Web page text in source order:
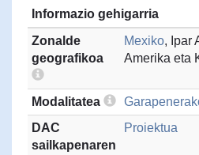
Informazio gehigarria
Zonalde
geografikoa
Mexiko, Ipar
Amerika eta
Modalitatea
DAC
sailkapenaren
Proiektua